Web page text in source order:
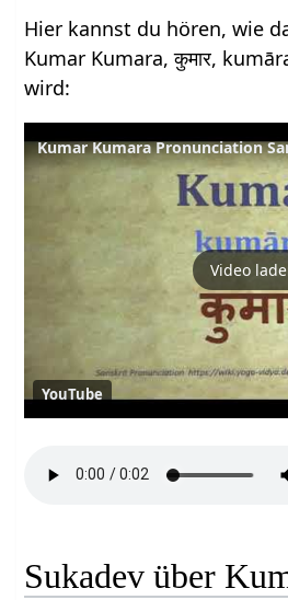
Hier kannst du hören, wie
Kumar Kumara, कुमार,
wird:
Kumar Kumara Pronunciation
Video
YouTube
Sukadev über